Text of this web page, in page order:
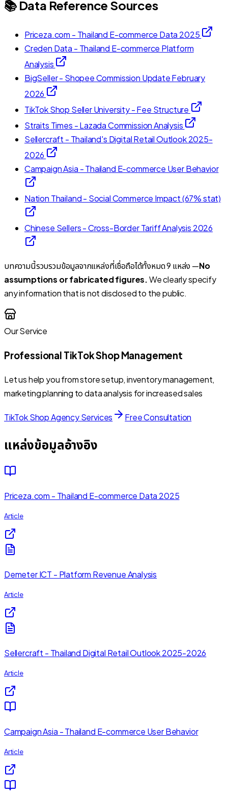
📚 Data Reference Sources
Priceza.com - Thailand E-commerce Data 2025
Creden Data - Thailand E-commerce Platform
Analysis
BigSeller - Shopee Commission Update February
2026
TikTok Shop Seller University - Fee Structure
Straits Times - Lazada Commission Analysis
Sellercraft - Thailand's Digital Retail Outlook 2025-
2026
Campaign Asia - Thailand E-commerce User Behavior
Nation Thailand - Social Commerce Impact (67% stat)
Chinese Sellers - Cross-Border Tariff Analysis 2026
บทความนี้รวบรวมข้อมูลจากแหล่งที่เชื่อถือได้ทั้งหมด 9 แหล่ง —No
assumptions or fabricated figures.We clearly specify
any information that is not disclosed to the public.
Our Service
Professional TikTok Shop Management
Let us help you from store setup, inventory management,
marketing planning to data analysis for increased sales
TikTok Shop Agency Services Free Consultation
แหล่งข้อมูลอ้างอิง
Priceza.com - Thailand E-commerce Data 2025
Article
Demeter ICT - Platform Revenue Analysis
Article
Sellercraft - Thailand Digital Retail Outlook 2025-2026
Article
Campaign Asia - Thailand E-commerce User Behavior
Article